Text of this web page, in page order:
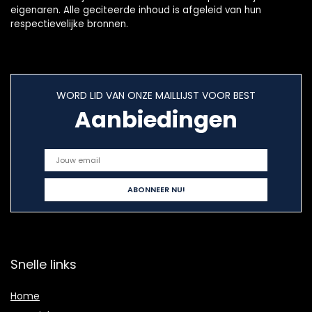
eigenaren. Alle geciteerde inhoud is afgeleid van hun
respectievelijke bronnen.
WORD LID VAN ONZE MAILLIJST VOOR BEST
Aanbiedingen
Snelle links
Home